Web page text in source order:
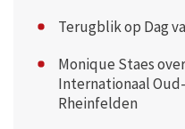
Terugblik op Dag
Monique Staes
Internationaal
Rheinfelden